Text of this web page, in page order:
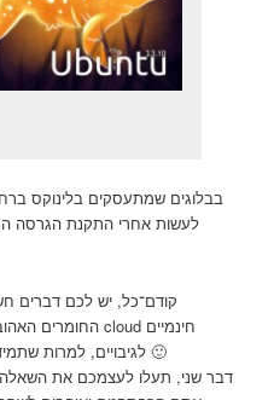
בבלוגים שמתעסקים בלינוקס
לעשות אחרי התקנת הגרסה
קודם־כל, יש לכם דברים
החומרים
לגיבויים, למרות שתמיד הכי טוב זה הארדיסק חיצוני 🙂
דבר שני, תעלו לעצמכם את